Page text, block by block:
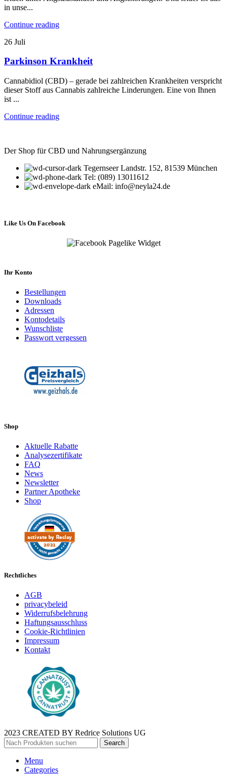
in unse...
Continue reading
26 Juli
Parkinson Krankheit
Cannabidiol (CBD) – gerade bei zahlreichen Krankheiten verspricht
dieser Stoff aus Cannabis zahlreiche Linderungen. Eine von Ihnen
ist ...
Continue reading
Der Shop für CBD und Nahrungsergänzung
Tegernseer Landstr. 152, 81539 München
Tel: (089) 13011612
eMail: info@neyla24.de
Like Us On Facebook
Ihr Konto
Bestellungen
Downloads
Adressen
Kontodetails
Wunschliste
Passwort vergessen
Shop
Aktuelle Rabatte
Analysezertifikate
FAQ
News
Newsletter
Partner Apotheke
Shop
Rechtliches
AGB
privacybeleid
Widerrufsbelehrung
Haftungsausschluss
Cookie-Richtlinien
Impressum
Kontakt
2023 CREATED BY Redrice Solutions UG
Search
Menu
Categories